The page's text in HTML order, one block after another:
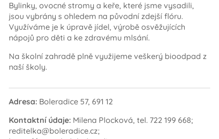
Bylinky, ovocné stromy a keře, které jsme vysadili,
jsou vybrány s ohledem na původní zdejší flóru.
Využíváme je k úpravě jídel, výrobě osvěžujících
nápojů pro děti a ke zdravému mlsání.
Na školní zahradě plně využijeme veškerý bioodpad z
naší školy.
Adresa: Boleradice 57, 691 12
Kontaktní údaje: Milena Plocková, tel. 722 199 668;
reditelka@boleradice.cz;